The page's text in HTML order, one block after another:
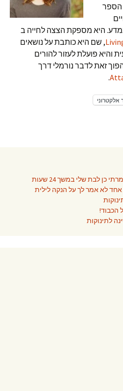
הספר
במדע. היא מספקת הצצה לחייה ב
, שם היא כותבת על נושאים
והיא פועלת לעזור להורים
זאת לדבר נורמלי דרך
.
אלקטרוני